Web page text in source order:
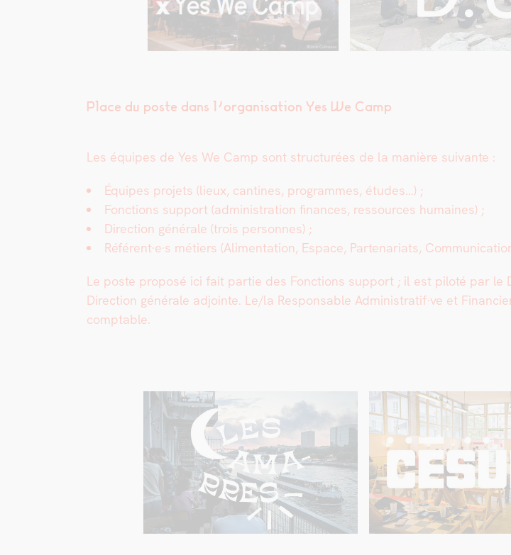
Place du poste dans l’organisation Yes We Camp
Les équipes de Yes We Camp sont struc­turées de la manière suiv­ante :
Équipes pro­jets (lieux, can­tines, pro­grammes, études…) ;
Fonc­tions sup­port (admin­is­tra­tion finances, ressources humaines) ;
Direc­tion générale (trois per­son­nes) ;
Référent·e·s métiers (Ali­men­ta­tion, Espace, Parte­nar­i­ats,
Le poste pro­posé ici fait par­tie des Fonc­tions sup­port ; il est piloté par le
Direc­tion générale adjointe. Le/la Respon­s­able Administratif·ve et
compt­able.